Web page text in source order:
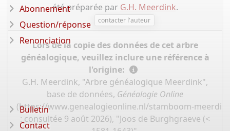
été préparée par G.H. Meerdink.
contacter l'auteur
Lors de la copie des données de cet arbre
généalogique, veuillez inclure une référence à
l'origine:
G.H. Meerdink, "Arbre généalogique Meerdink",
base de données, Généalogie Online
(https://www.genealogieonline.nl/stamboom-
: consultée 9 août 2026), "Joos de Burghgraeve (<
Abonnement
Question/réponse
Renonciation
Bulletin
Contact